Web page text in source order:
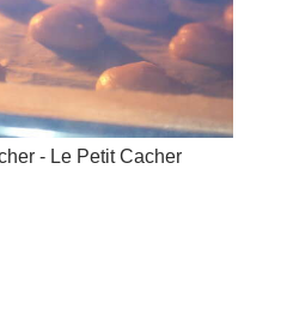
- Le Petit Cacher